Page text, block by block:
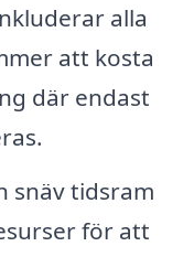
alla
att kosta
där endast
snäv tidsram
för att